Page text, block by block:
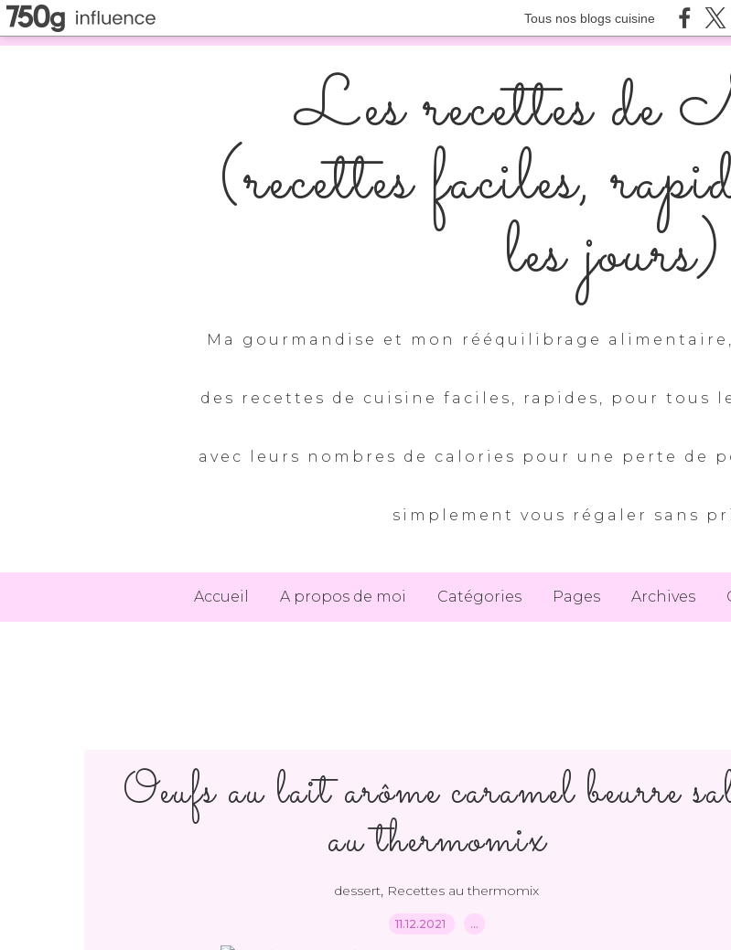
Tous nos blogs cuisine
Les recettes de
(recettes faciles,
les jours)
Ma gourmandise et mon rééquilibrage
des recettes de cuisine faciles, rapides, pour tous
avec leurs nombres de calories pour une perte de
simplement vous régaler sans
Accueil A propos de moi Catégories Pages Archives
Oeufs au lait arôme caramel beurre
au thermomix
dessert, Recettes au thermomix
11.12.2021 …